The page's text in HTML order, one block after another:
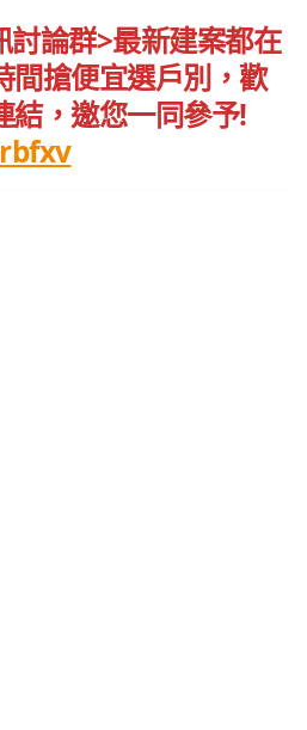
論群>最新建案都在
間搶便宜選戶別，歡
結，邀您一同參予!